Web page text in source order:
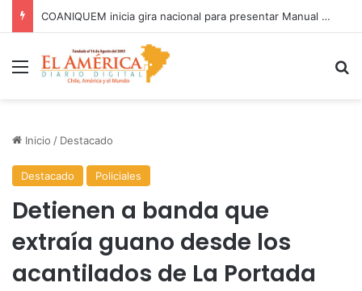
COANIQUEM inicia gira nacional para presentar Manual de Quemaduras a profesionales de la salud
Menú
Inicio / Destacado
Destacado Policiales
Detienen a banda que
extraía guano desde los
acantilados de La Portada